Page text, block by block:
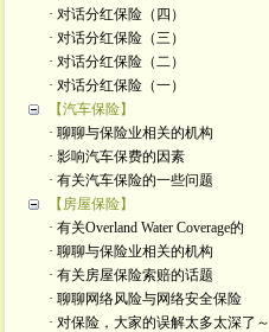
· 对话分红保险（四）
· 对话分红保险（三）
· 对话分红保险（二）
· 对话分红保险（一）
【汽车保险】
· 聊聊与保险业相关的机构
· 影响汽车保费的因素
· 有关汽车保险的一些问题
【房屋保险】
· 有关Overland Water Coverage的
· 聊聊与保险业相关的机构
· 有关房屋保险索赔的话题
· 聊聊网络风险与网络安全保险
· 对保险，大家的误解太多太深了～